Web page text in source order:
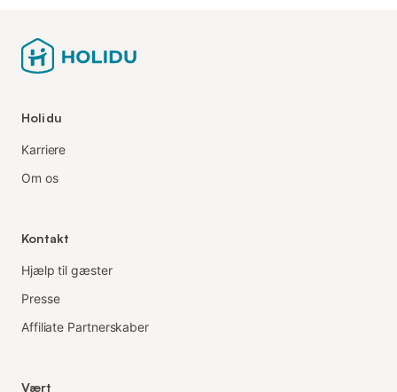
Holidu
Karriere
Om os
Kontakt
Hjælp til gæster
Presse
Affiliate Partnerskaber
Vært